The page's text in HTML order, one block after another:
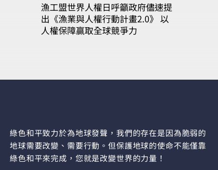
漁工盟世界人權日呼籲政府儘速提
出《漁業與人權行動計畫2.0》 以
人權保障贏取全球競爭力
綠色和平致力於為地球發聲，我們的存在是因為脆弱的
地球需要改變、需要行動。但保護地球的使命不能僅靠
綠色和平來完成，您就是改變世界的力量！